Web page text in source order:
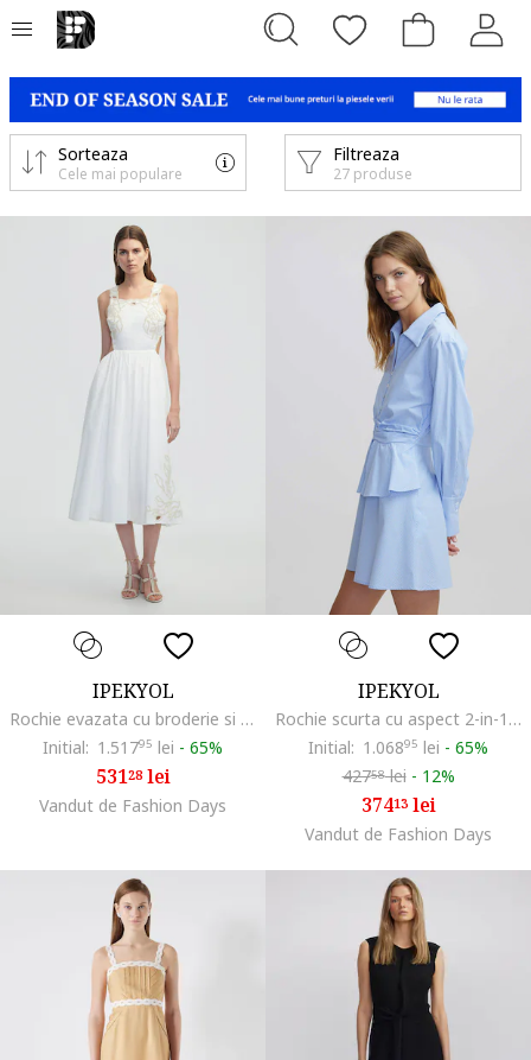
Filtreaza
27 produse
Sorteaza
Cele mai populare
IPEKYOL
Rochie evazata cu broderie si decupaj pe spate, Alb/Bej
Initial: 1.51795 lei - 65%
53128lei
Vandut de Fashion Days
IPEKYOL
Rochie scurta cu aspect 2-in-1, Albastru deschis
Initial: 1.06895 lei - 65%
42758lei - 12%
37413lei
Vandut de Fashion Days